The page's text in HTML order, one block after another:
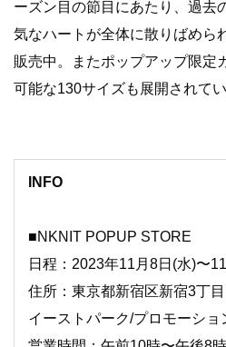
ーズン目の節目にあたり、過去
気なハートが全体に散りばめら
販売中。またポップアップ限定
可能な130サイズも展開されてい
INFO
■NKNIT POPUP STORE
日程：2023年11月8日(水)〜
住所：東京都新宿区新宿3丁
イーストパーク/プロモーショ